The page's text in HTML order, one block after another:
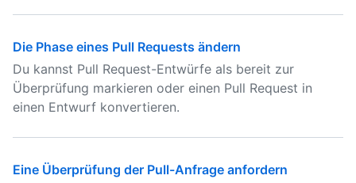
Die Phase eines Pull Requests ändern
Du kannst Pull Request-Entwürfe als bereit zur
Überprüfung markieren oder einen Pull Request in
einen Entwurf konvertieren.
Eine Überprüfung der Pull-Anfrage anfordern